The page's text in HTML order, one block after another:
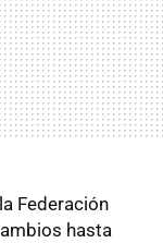
Federación
hasta